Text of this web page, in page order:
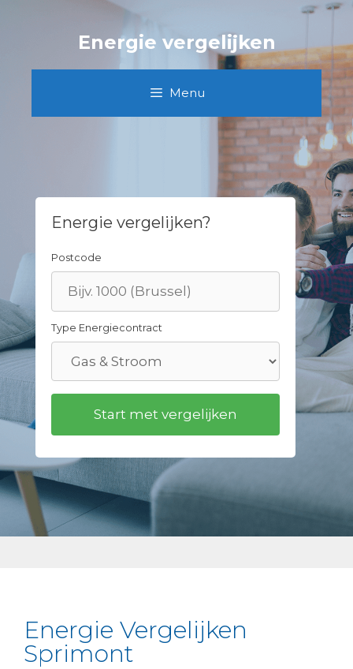
Energie vergelijken
Menu
Energie vergelijken?
Postcode
Type Energiecontract
Energie Vergelijken
Sprimont